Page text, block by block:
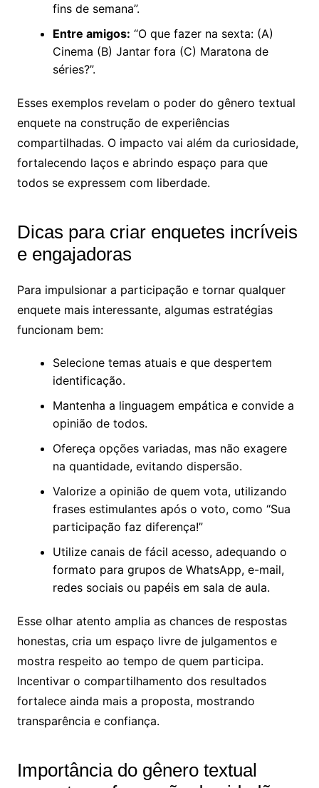
fins de semana”.
Entre amigos: “O que fazer na sexta: (A)
Cinema (B) Jantar fora (C) Maratona de
séries?”.
Esses exemplos revelam o poder do gênero textual
enquete na construção de experiências
compartilhadas. O impacto vai além da curiosidade,
fortalecendo laços e abrindo espaço para que
todos se expressem com liberdade.
Dicas para criar enquetes incríveis
e engajadoras
Para impulsionar a participação e tornar qualquer
enquete mais interessante, algumas estratégias
funcionam bem:
Selecione temas atuais e que despertem
identificação.
Mantenha a linguagem empática e convide a
opinião de todos.
Ofereça opções variadas, mas não exagere
na quantidade, evitando dispersão.
Valorize a opinião de quem vota, utilizando
frases estimulantes após o voto, como “Sua
participação faz diferença!”
Utilize canais de fácil acesso, adequando o
formato para grupos de WhatsApp, e-mail,
redes sociais ou papéis em sala de aula.
Esse olhar atento amplia as chances de respostas
honestas, cria um espaço livre de julgamentos e
mostra respeito ao tempo de quem participa.
Incentivar o compartilhamento dos resultados
fortalece ainda mais a proposta, mostrando
transparência e confiança.
Importância do gênero textual